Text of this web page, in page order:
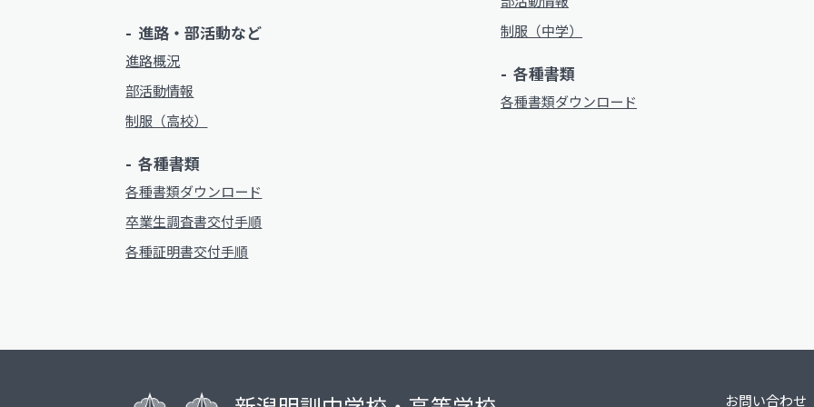
進路・部活動など
進路概況
部活動情報
制服（高校）
各種書類
各種書類ダウンロード
卒業生調査書交付手順
各種証明書交付手順
制服（中学）
各種書類
各種書類ダウンロード
お問い合わせ